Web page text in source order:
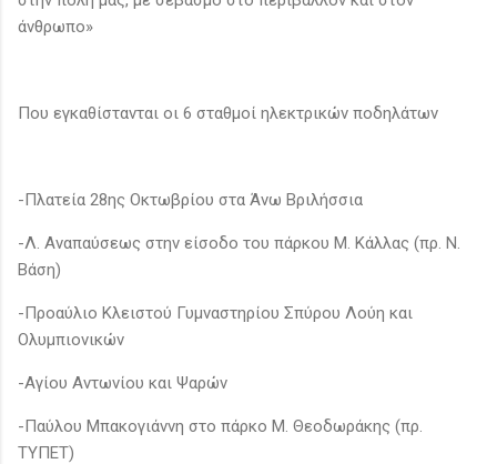
άνθρωπο»
Που εγκαθίστανται οι 6 σταθμοί ηλεκτρικών ποδηλάτων
-Πλατεία 28ης Οκτωβρίου στα Άνω Βριλήσσια
-Λ. Αναπαύσεως στην είσοδο του πάρκου Μ. Κάλλας (πρ. Ν.
Βάση)
-Προαύλιο Κλειστού Γυμναστηρίου Σπύρου Λούη και
Ολυμπιονικών
-Αγίου Αντωνίου και Ψαρών
-Παύλου Μπακογιάννη στο πάρκο Μ. Θεοδωράκης (πρ.
ΤΥΠΕΤ)